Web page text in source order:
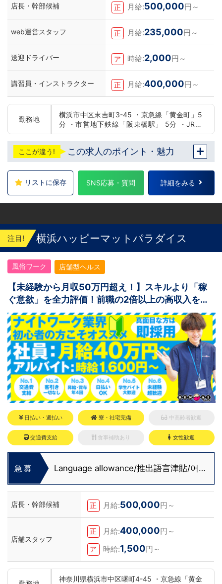
店長・幹部候補 正 月給:500,000円～
web運営スタッフ 正 月給:235,000円～
送迎ドライバー ア 時給:2,000円～
講習員・インストラクター 正 月給:400,000円～
勤務地
横浜市中区末吉町3-45 ・京急線「黄金町」5
分 ・市営地下鉄線「阪東橋駅」 5分 ・JR線
「関内駅」15分
ここが違う! この求人のポイント・魅力
リストに保存 SNS応募・質問 詳細をみる
注目! 横浜ハッピーマットパラダイス
風俗ワーク 店舗型ヘルス
【未経験から月収50万円超え！】スキルより「稼
ぐ意欲」を全力評価！前職の2倍以上の高収入を掴
み取れ！
日払い・週払い 寮・社宅完備 中高齢者歓迎
交通費支給 食事補助あり 女性歓迎
急募
Language allowance/推出語言津貼/어
店長・幹部候補 正 月給:500,000円～
店舗スタッフ
正 月給:400,000円～
ア 時給:1,500円～
神奈川県横浜市中区曙町4-45 ・京急線「黄金